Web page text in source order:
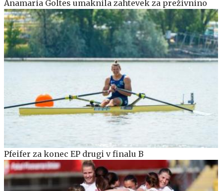
Anamaria Goltes umaknila zahtevek za preživnino
Pfeifer za konec EP drugi v finalu B